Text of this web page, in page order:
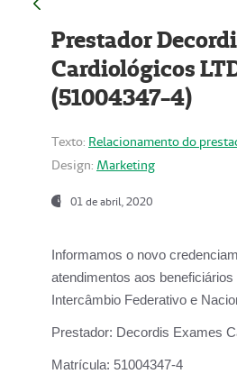
Prestador
Cardiológicos
(51004347-4)
Texto: Relacionamento do
Design: Marketing
01 de abril, 2020
Informamos o novo
atendimentos aos beneficiários
Intercâmbio Federativo e
Prestador: Decordis Exames
Matrícula: 51004347-4